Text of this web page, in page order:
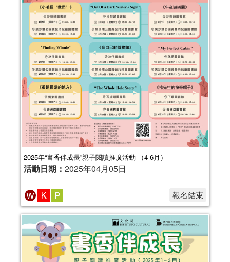
2025年“書香伴成長”親子閱讀推廣活動 （4-6月）
活動日期： 2025年04月05日
報名結束